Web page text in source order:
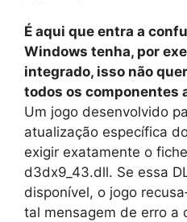
É aqui que entra a
Windows tenha, por
integrado, isso não
todos os componentes
Um jogo desenvolvido
atualização específica
exigir exatamente o
d3dx9_43.dll. Se essa
disponível, o jogo
tal mensagem de erro a